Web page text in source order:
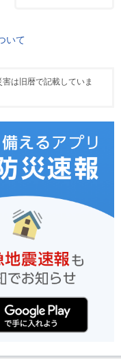
いて
は旧暦で記載していま